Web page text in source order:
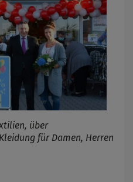
über
für Damen, Herren